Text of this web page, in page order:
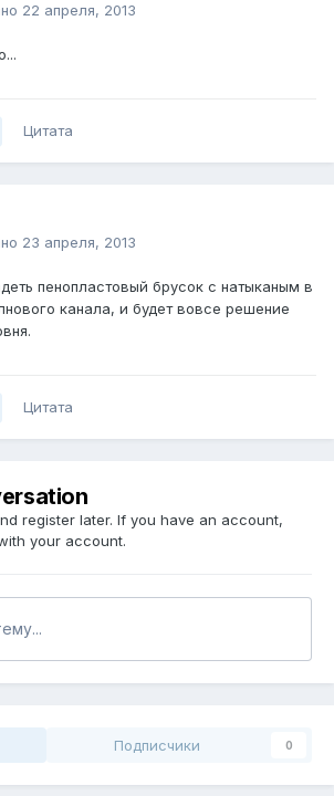
22 апреля, 2013
Цитата
23 апреля, 2013
пенопластовый брусок с натыканым в
канала, и будет вовсе решение
Цитата
register later. If you have an account,
your account.
Подписчики 0